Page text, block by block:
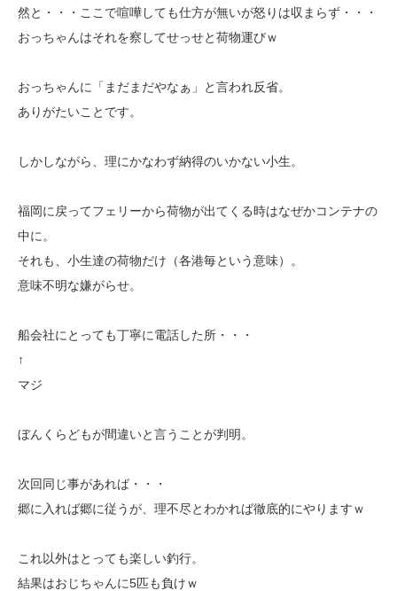
然と・・・ここで喧嘩しても仕方が無いが怒りは収まらず・・・
おっちゃんはそれを察してせっせと荷物運びｗ
おっちゃんに「まだまだやなぁ」と言われ反省。
ありがたいことです。
しかしながら、理にかなわず納得のいかない小生。
福岡に戻ってフェリーから荷物が出てくる時はなぜかコンテナの
中に。
それも、小生達の荷物だけ（各港毎という意味）。
意味不明な嫌がらせ。
船会社にとっても丁寧に電話した所・・・
↑
マジ
ぼんくらどもが間違いと言うことが判明。
次回同じ事があれば・・・
郷に入れば郷に従うが、理不尽とわかれば徹底的にやりますｗ
これ以外はとっても楽しい釣行。
結果はおじちゃんに5匹も負けｗ